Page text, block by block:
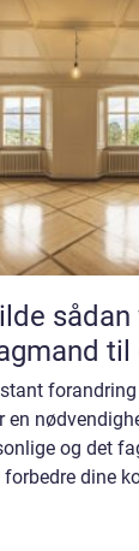
du
en
og det
dine